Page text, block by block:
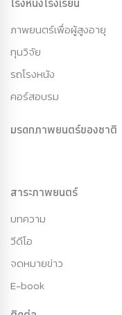
ภาพยนตร์เพื่อผู้สูงอายุ
ทุนวิจัย
รถโรงหนัง
คอร์สอบรม
มรดกภาพยนตร์ของชาติ
สาระภาพยนตร์
บทความ
วีดีโอ
จดหมายข่าว
E-book